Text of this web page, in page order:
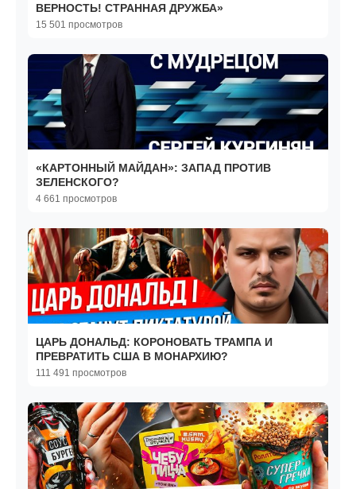
ВЕРНОСТЬ! СТРАННАЯ ДРУЖБА»
15 501 просмотров
«КАРТОННЫЙ МАЙДАН»: ЗАПАД ПРОТИВ
ЗЕЛЕНСКОГО?
4 661 просмотров
ЦАРЬ ДОНАЛЬД: КОРОНОВАТЬ ТРАМПА И
ПРЕВРАТИТЬ США В МОНАРХИЮ?
111 491 просмотров